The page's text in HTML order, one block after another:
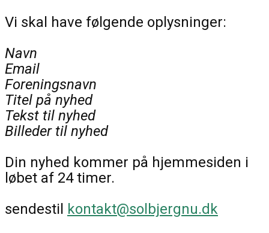
Vi skal have følgende oplysninger:
Navn
Email
Foreningsnavn
Titel på nyhed
Tekst til nyhed
Billeder til nyhed
Din nyhed kommer på hjemmesiden i
løbet af 24 timer.
sendestil
kontakt@solbjergnu.dk